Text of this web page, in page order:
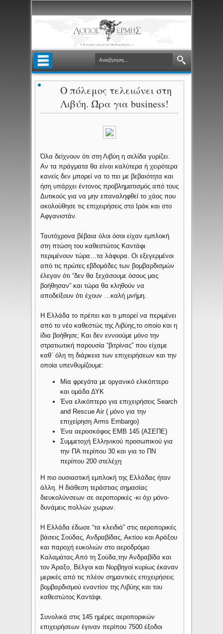
Ο πόλεμος τελειώνει στη
Λιβύη. Ώρα για business!
Όλα δείχνουν ότι στη Λιβύη η σελίδα γυρίζει.
Αν τα πράγματα θα είναι καλύτερα ή χειρότερα
κανείς δεν μπορεί να το πει με βεβαιότητα και
ήση υπάρχει έντονος προβληματισμός από τους
Δυτικούς για να μην επαναληφθεί το χάος που
ακολούθησε τις επιχειρήσεις στο Ιράκ και στο
Αφγανιστάν.
Ταυτόχρονα βέβαια όλοι όσοι είχαν εμπλοκή
στη πτώση του καθεστώτος Καντάφι
περιμένουν τώρα…τα λάφυρα. Οι εξεγερμένοι
από τις πρώτες εβδομάδες των βομβαρδισμών
έλεγαν ότι “δεν θα ξεχάσουμε όσους μας
βοήθησαν” και τώρα θα κληθούν να
αποδείξουν ότι έχουν …καλή μνήμη.
Η Ελλάδα το πρέπει και τι μπορεί να περιμένει
από το νέο καθεστώς της Λιβύης,το οποίο και η
ίδια βοήθησε; Και δεν εννοούμε μόνο την
στρατιωτική παρουσία “βιτρίνας” που είχαμε
καθ΄ όλη τη διάρκεια των επιχειρήσεων και την
οποία υπενθυμίζουμε:
Μία φρεγάτα με οργανικό ελικόπτερο
και ομάδα ΔΥΚ
Ένα ελικόπτερο για επιχειρήσεις Search
and Rescue Air ( μόνο για την
επιχείρηση Arms Embargo)
Ένα αεροσκάφος ΕΜΒ 145 (ΑΣΕΠΕ)
Συμμετοχή Ελληνικού προσωπικού για
την ΠΑ περίπου 30 και για το ΠΝ
περίπου 200 στελέχη
Η πιο ουσιαστική εμπλοκή της Ελλάδας ήταν
άλλη. Η διάθεση τεράστιας σημασίας
διευκολύνσεων σε αεροπορικές -κι όχι μόνο-
δυνάμεις πολλών χωρων.
Η Ελλάδα έδωσε “τα κλειδιά” στις αεροπορικές
βάσεις Σούδας, Ανδραβίδας, Ακτίου και Αράξου
και παροχή ευκολιών στο αεροδρόμιο
Καλαμάτας.Από τη Σούδα,την Ανδραβίδα και
τον Άραξο, Βέλγοι και Νορβηγοί κυρίως έκαναν
μερικές από τις πλέον σημαντκές επιχειρήσεις
βομβαρδισμού εναντίον της Λιβύης και του
καθεστώτος Καντάφι.
Συνολικά στις 145 ημέρες αεροπορικών
επιχειρήσεων έγιναν περίπου 7500 έξοδοι